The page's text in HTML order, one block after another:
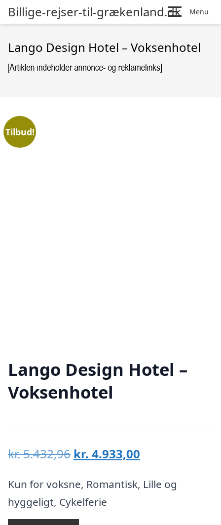
Billige-rejser-til-grækenland.dk Menu
Lango Design Hotel – Voksenhotel
Tilbud!
Lango Design Hotel –
Voksenhotel
kr.5.432,96 Den
pris
var:
kr. 5.432,96.
kr. 4.933,00
pris
Kun for voksne, Romantisk, Lille og
hyggeligt, Cykelferie